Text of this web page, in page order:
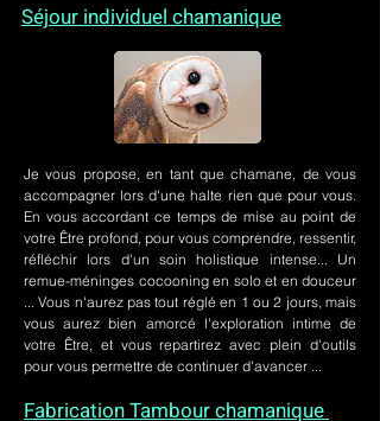
Séjour individuel chamanique
Je vous propose, en tant que chamane, de vous
accompagner lors d'une halte rien que pour vous.
En vous accordant ce temps de mise au point de
votre Être profond, pour vous comprendre, ressentir,
réfléchir lors d'un soin holistique intense... Un
remue-méninges cocooning en solo et en douceur
... Vous n'aurez pas tout réglé en 1 ou 2 jours, mais
vous aurez bien amorcé l'exploration intime de
votre Être, et vous repartirez avec plein d'outils
pour vous permettre de continuer d'avancer ...
Fabrication Tambour chamanique